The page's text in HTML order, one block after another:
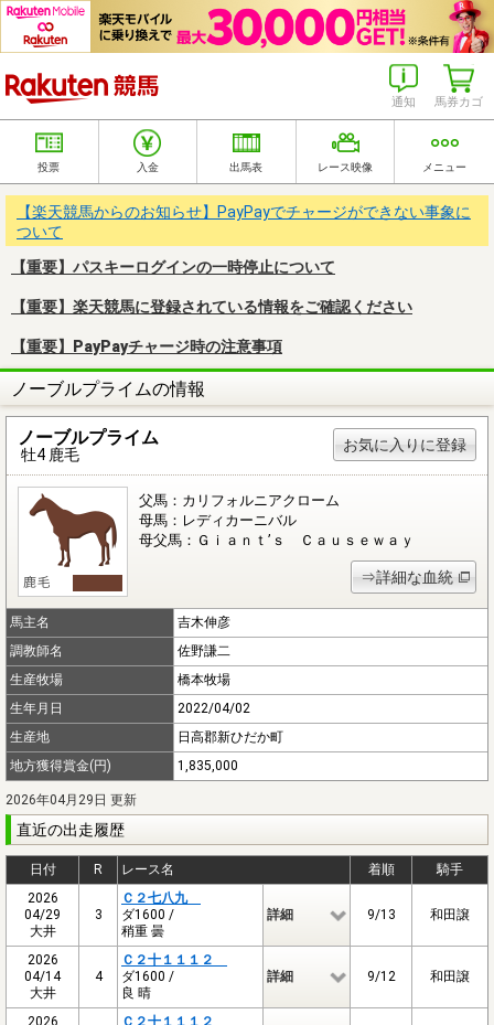
馬券カゴ
通知
投票 入金 出馬表 レース映像 メニュー
【楽天競馬からのお知らせ】PayPayでチャージができない事象に
ついて
【重要】パスキーログインの一時停止について
【重要】楽天競馬に登録されている情報をご確認ください
【重要】PayPayチャージ時の注意事項
ノーブルプライムの情報
ノーブルプライム
牡4 鹿毛
お気に入りに登録
父馬：カリフォルニアクローム
母馬：レディカーニバル
母父馬：Ｇｉａｎｔ’ｓ Ｃａｕｓｅｗａｙ
⇒詳細な血統
馬主名
吉木伸彦
調教師名
佐野謙二
生産牧場
橋本牧場
生年月日
2022/04/02
生産地
日高郡新ひだか町
地方獲得賞金(円)
1,835,000
2026年04月29日 更新
直近の出走履歴
日付 R レース名 着順
騎手
2026
04/29
大井
3
Ｃ２七八九
ダ1600 /
稍重 曇
詳細 9/13 和田譲
2026
04/14
大井
4
Ｃ２十１１１２
ダ1600 /
良 晴
詳細 9/12 和田譲
2026
Ｃ２十１１１２